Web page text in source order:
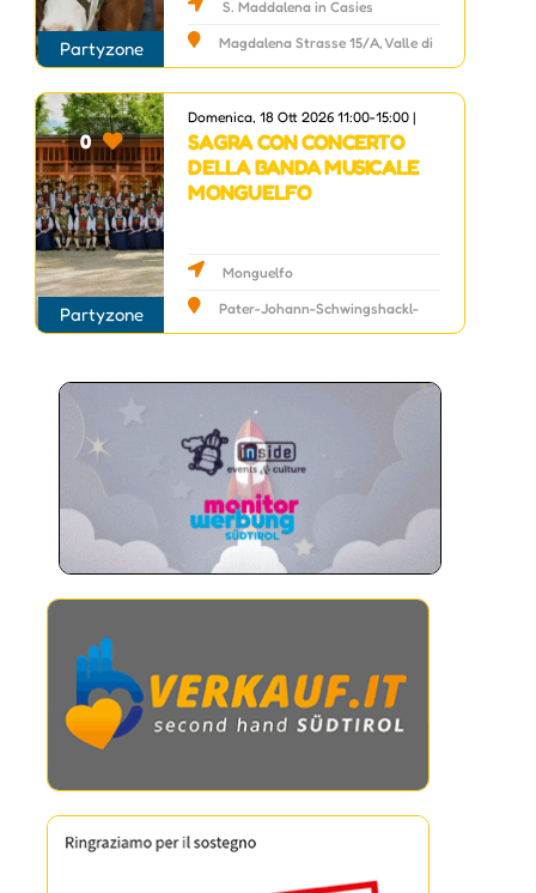
Partyzone
S. Maddalena in Casies
Magdalena Strasse 15/A, Valle di
Casies, BZ
0
Partyzone
Domenica, 18 Ott 2026 11:00-15:00 |
SAGRA CON CONCERTO
DELLA BANDA MUSICALE
MONGUELFO
Monguelfo
Pater-Johann-Schwingshackl-
Strasse 3, Monguelfo, BZ